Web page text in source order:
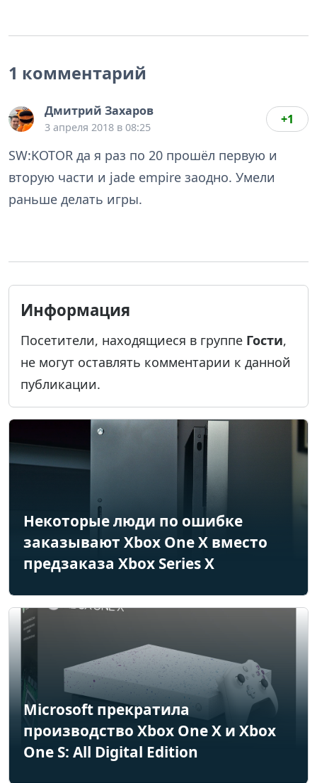
1 комментарий
Дмитрий Захаров
3 апреля 2018 в 08:25
+1
SW:KOTOR да я раз по 20 прошёл первую и
вторую части и jade empire заодно. Умели
раньше делать игры.
Информация
Посетители, находящиеся в группе Гости,
не могут оставлять комментарии к данной
публикации.
Некоторые люди по ошибке
заказывают Xbox One X вместо
предзаказа Xbox Series X
Microsoft прекратила
производство Xbox One X и Xbox
One S: All Digital Edition